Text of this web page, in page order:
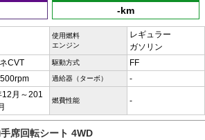
-km
使用燃料
エンジン
レギュラー
ガソリン
CVT 駆動方式 FF
過給器（ターボ） -
月～201
燃費性能 -
席回転シート 4WD